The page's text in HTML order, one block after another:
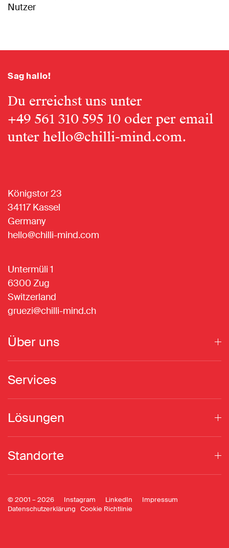
Nutzer
Sag hallo!
Du erreichst uns unter
+49 561 310 595 10 oder per email
unter hello@chilli-mind.com.
Königstor 23
34117 Kassel
Germany
hello@chilli-mind.com
Untermüli 1
6300 Zug
Switzerland
gruezi@chilli-mind.ch
Über uns
Services
Lösungen
Standorte
© 2001 –2026 Instagram LinkedIn
Impressum
Datenschutzerklärung Cookie Richtlinie